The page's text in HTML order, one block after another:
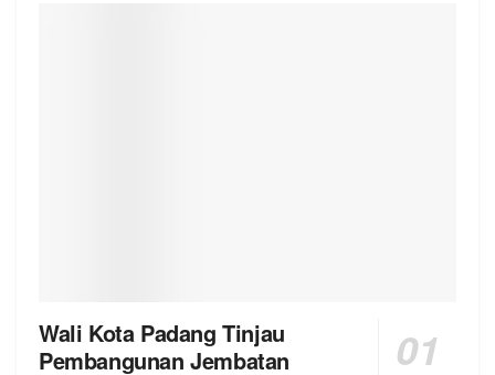
Wali Kota Padang Tinjau
Pembangunan Jembatan